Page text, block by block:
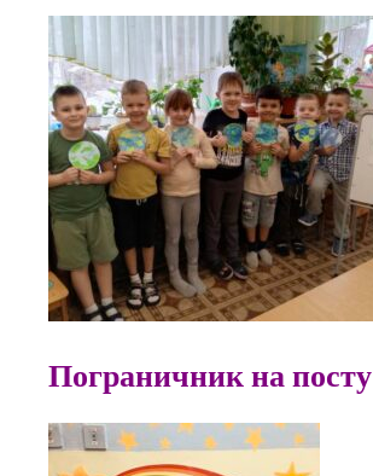
Пограничник на посту